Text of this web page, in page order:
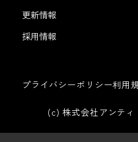
更新情報
採用情報
プライバシーポリシー利用
(c) 株式会社アンテ